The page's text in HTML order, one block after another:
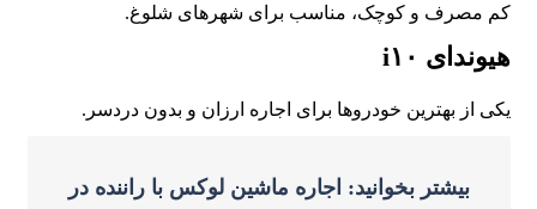
کم مصرف و کوچک، مناسب برای شهرهای شلوغ.
هیوندای i۱۰
یکی از بهترین خودروها برای اجاره ارزان و بدون دردسر.
بیشتر بخوانید: اجاره ماشین لوکس با راننده در